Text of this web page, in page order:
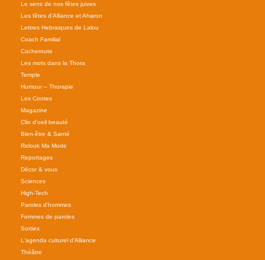
Le sens de nos fêtes juives
Les fêtes d'Alliance et Aharon
Lettres Hebraiques de Lalou
Coach Familial
Cacheroute
Les mots dans la Thora
Temple
Humour – Thorapie
Les Contes
Magazine
Clin d'oeil beauté
Bien-être & Santé
Relook Ma Mode
Reportages
Décor & vous
Sciences
High-Tech
Paroles d'hommes
Femmes de paroles
Sorties
L'agenda culturel d'Alliance
Théâtre